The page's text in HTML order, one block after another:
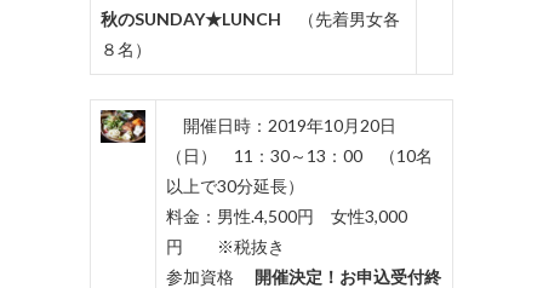
秋のSUNDAY★LUNCH
（先着男女各
８名）
開催日時：2019年10月20日
（日） 11：30～13：00 （10名
以上で30分延長）
料金：男性.4,500円 女性3,000
円 ※税抜き
参加資格
開催決定！お申込受付終